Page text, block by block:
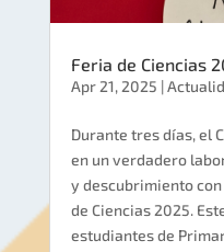
Feria de Ciencias
Apr 21, 2025 |
Durante tres días, el
en un verdadero
y descubrimiento
de Ciencias 2025.
estudiantes de